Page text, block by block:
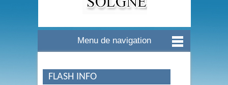
Menu de navigation
FLASH INFO